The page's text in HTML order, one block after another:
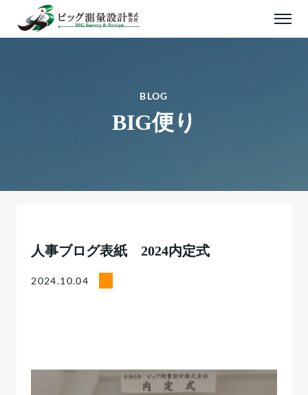
BLOG
BIG便り
人事ブログ表紙 2024内定式
2024.10.04